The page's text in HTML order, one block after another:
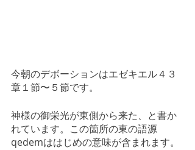
今朝のデボーションはエゼキエル４３
章１節〜５節です。
神様の御栄光が東側から来た、と書か
れています。この箇所の東の語源
qedemははじめの意味が含まれます。